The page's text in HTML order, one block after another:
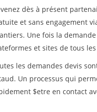
dès à présent
et sans engagement
Une fois la
et sites de tous
les demandes devis
Un processus qui
$etre en contact